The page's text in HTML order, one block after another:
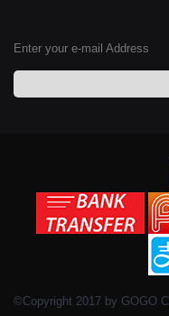
Enter your e-mail Address
©Copyright 2017 by GOGO